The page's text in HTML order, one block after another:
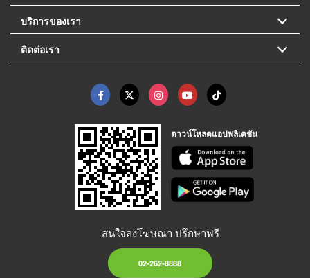
บริการของเรา
ติดต่อเรา
ดาวน์โหลดแอปพลิเคชัน
สนใจลงโฆษณา ปรึกษาฟรี
02-262-8888